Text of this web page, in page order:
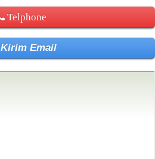
Telphone
Kirim Email